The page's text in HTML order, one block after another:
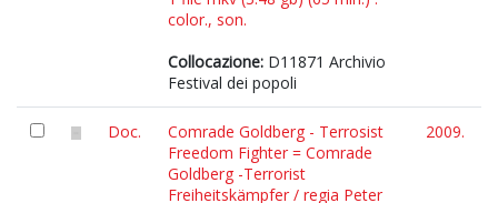
color., son.
Collocazione: D11871 Archivio
Festival dei popoli
Doc.
Comrade Goldberg - Terrosist
Freedom Fighter = Comrade
Goldberg -Terrorist
Freiheitskämpfer / regia Peter
2009.